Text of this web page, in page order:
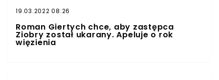
19.03.2022 08:26
Roman Giertych chce, aby zastępca
Ziobry został ukarany. Apeluje o rok
więzienia